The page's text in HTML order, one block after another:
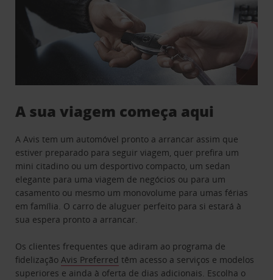
A sua viagem começa aqui
A Avis tem um automóvel pronto a arrancar assim que
estiver preparado para seguir viagem, quer prefira um
mini citadino ou um desportivo compacto, um sedan
elegante para uma viagem de negócios ou para um
casamento ou mesmo um monovolume para umas férias
em família. O carro de aluguer perfeito para si estará à
sua espera pronto a arrancar.
Os clientes frequentes que adiram ao programa de
fidelizaçãoAvis Preferred têm acesso a serviços e modelos
superiores e ainda à oferta de dias adicionais. Escolha o